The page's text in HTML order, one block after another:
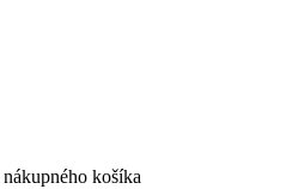
košíka